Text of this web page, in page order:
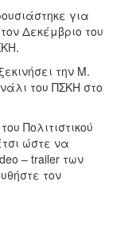
για
Δεκέμβριο του
την Μ.
του ΠΣΚΗ στο
Πολιτιστικού
ώστε να
– trailer των
τον